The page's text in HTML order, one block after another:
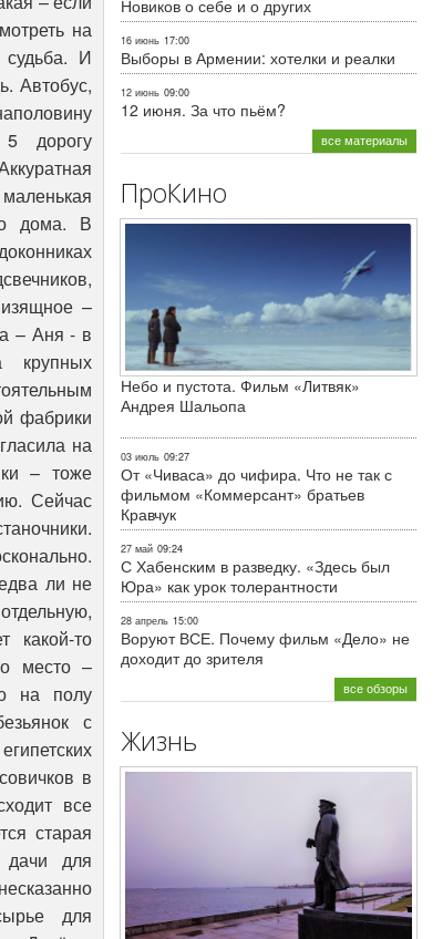
на
И
Автобус,
5 дорогу
дома. В
–
– Аня - в
крупных
фабрики
на
– тоже
Сейчас
ли не
какой-то
место –
на полу
с
в
все
старая
дачи для
для
Новиков о себе и о других
16 июнь 17:00
Выборы в Армении: хотелки и реалки
12 июнь 09:00
12 июня. За что пьём?
все материалы
ПроКино
Небо и пустота. Фильм «Литвяк»
Андрея Шальопа
03 июль 09:27
От «Чиваса» до чифира. Что не так с
фильмом «Коммерсант» братьев
Кравчук
27 май 09:24
С Хабенским в разведку. «Здесь был
Юра» как урок толерантности
28 апрель 15:00
Воруют ВСЕ. Почему фильм «Дело» не
доходит до зрителя
все обзоры
Жизнь